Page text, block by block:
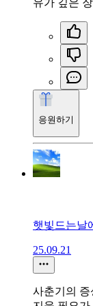
유가 깊은
응원하기
햇빛드는날
25.09.21
사춘기의 증